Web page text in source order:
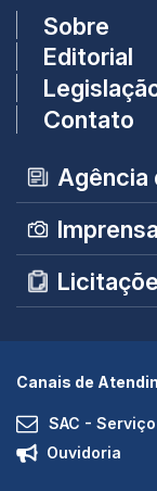
Sobre
Editorial
Contato
Agência
Imprensa
Canais de
SAC -
Ouvidoria